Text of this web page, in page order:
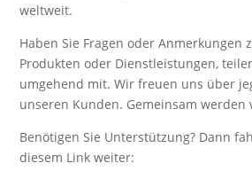
weltweit.
Haben Sie Fragen oder Anmerkungen
Produkten oder Dienstleistungen,
umgehend mit. Wir freuen uns über
unseren Kunden. Gemeinsam werden
Benötigen Sie Unterstützung? Dann
diesem Link weiter: